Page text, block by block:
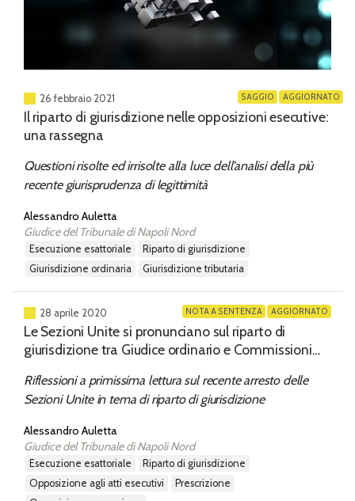
26 febbraio 2021 AGGIORNATO
SAGGIO
Il riparto di giurisdizione nelle opposizioni esecutive:
una rassegna
Questioni risolte ed irrisolte alla luce dell’analisi della più
recente giurisprudenza di legittimità
Alessandro Auletta
Giudice del Tribunale di Napoli Nord
esecuzione esattoriale
riparto di giurisdizione
giurisdizione ordinaria
giurisdizione tributaria
28 aprile 2020 AGGIORNATO
NOTA A SENTENZA
Le Sezioni Unite si pronunciano sul riparto di
giurisdizione tra Giudice ordinario e Commissioni
margine di Cass. S.U., 14.4.2020, n. 7822)
Riflessioni a primissima lettura sul recente arresto delle
Sezioni Unite in tema di riparto di giurisdizione
Alessandro Auletta
Giudice del Tribunale di Napoli Nord
esecuzione esattoriale
riparto di giurisdizione
opposizione agli atti esecutivi
prescrizione